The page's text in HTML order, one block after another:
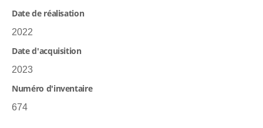
Date de réalisation
2022
Date d'acquisition
2023
Numéro d'inventaire
674